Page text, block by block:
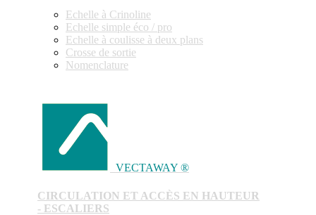
Echelle à Crinoline
Echelle simple éco / pro
Echelle à coulisse à deux plans
Crosse de sortie
Nomenclature
VECTAWAY ®
CIRCULATION ET ACCÈS EN HAUTEUR
- ESCALIERS